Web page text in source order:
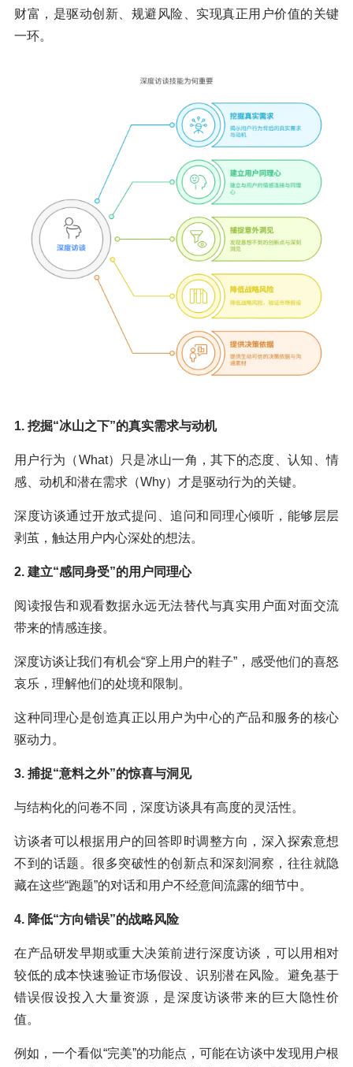
财富，是驱动创新、规避风险、实现真正用户价值的关键
一环。
1. 挖掘“冰山之下”的真实需求与动机
用户行为（What）只是冰山一角，其下的态度、认知、情
感、动机和潜在需求（Why）才是驱动行为的关键。
深度访谈通过开放式提问、追问和同理心倾听，能够层层
剥茧，触达用户内心深处的想法。
2. 建立“感同身受”的用户同理心
阅读报告和观看数据永远无法替代与真实用户面对面交流
带来的情感连接。
深度访谈让我们有机会“穿上用户的鞋子”，感受他们的喜怒
哀乐，理解他们的处境和限制。
这种同理心是创造真正以用户为中心的产品和服务的核心
驱动力。
3. 捕捉“意料之外”的惊喜与洞见
与结构化的问卷不同，深度访谈具有高度的灵活性。
访谈者可以根据用户的回答即时调整方向，深入探索意想
不到的话题。很多突破性的创新点和深刻洞察，往往就隐
藏在这些“跑题”的对话和用户不经意间流露的细节中。
4. 降低“方向错误”的战略风险
在产品研发早期或重大决策前进行深度访谈，可以用相对
较低的成本快速验证市场假设、识别潜在风险。避免基于
错误假设投入大量资源，是深度访谈带来的巨大隐性价
值。
例如，一个看似“完美”的功能点，可能在访谈中发现用户根